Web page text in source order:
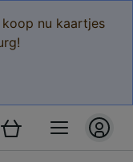
nu kaartjes